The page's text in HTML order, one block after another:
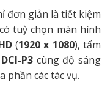
đơn giản là tiết kiệm
tuỳ chọn màn hình
(1920 x 1080), tấm
DCI-P3 cùng độ sáng
phần các tác vụ.